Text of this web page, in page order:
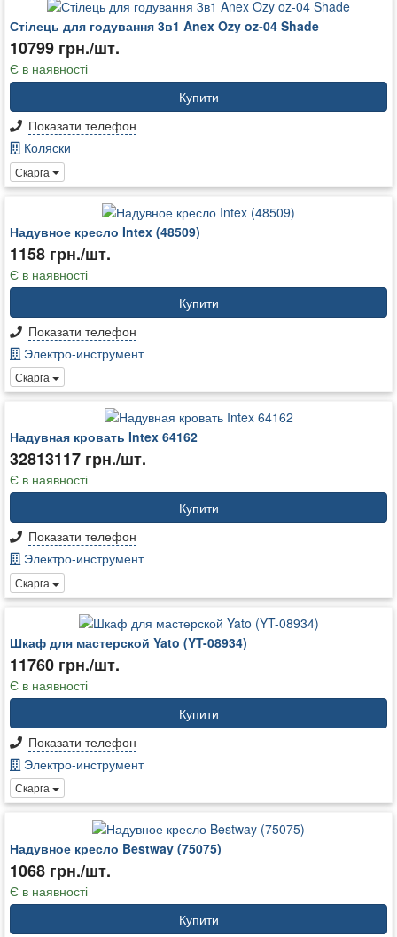
Стілець для годування 3в1 Anex Ozy oz-04 Shade
10799 грн./шт.
Є в наявності
Купити
Показати телефон
Коляски
Скарга
Надувное кресло Intex (48509)
1158 грн./шт.
Є в наявності
Купити
Показати телефон
Электро-инструмент
Скарга
Надувная кровать Intex 64162
32813117 грн./шт.
Є в наявності
Купити
Показати телефон
Электро-инструмент
Скарга
Шкаф для мастерской Yato (YT-08934)
11760 грн./шт.
Є в наявності
Купити
Показати телефон
Электро-инструмент
Скарга
Надувное кресло Bestway (75075)
1068 грн./шт.
Є в наявності
Купити